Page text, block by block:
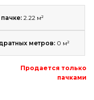
пачке: 2.22 м²
метров: 0 м²
Продается только
пачками